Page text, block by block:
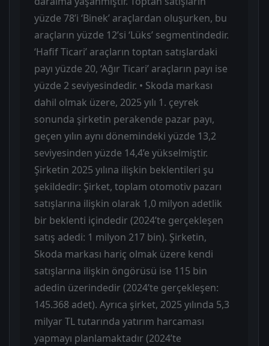
yüzde 78’i ‘Binek’ araçlardan oluşurken, bu
araçların yüzde 12’si ‘Lüks’ segmentindedir.
‘Hafif Ticari’ araçların toptan satışlardaki
payı yüzde 20, ‘Ağır Ticari’ araçların payı ise
yüzde 2 seviyesindedir. • Skoda markası
dahil olmak üzere, 2025 yılı 1. çeyrek
sonunda şirketin perakende pazar payı,
geçen yılın aynı dönemindeki yüzde 13,2
seviyesinden yüzde 14,4’e yükselmiştir.
Şirketin 2025 yılına ilişkin beklentileri şu
şekildedir: Şirket, toplam otomotiv pazarı
satışlarına ilişkin olarak 1,0 milyon adetlik
bir beklenti içindedir (2024’te gerçekleşen
satış adedi: 1 milyon 217 bin). Şirketin,
Skoda markası hariç olmak üzere kendi
satışlarına ilişkin öngörüsü ise 115 bin
adedin üzerindedir (2024’te gerçekleşen:
145.368 adet). Ayrıca şirket, 2025 yılında 5,3
milyar TL tutarında yatırım harcaması
yapmayı planlamaktadır (2024’te